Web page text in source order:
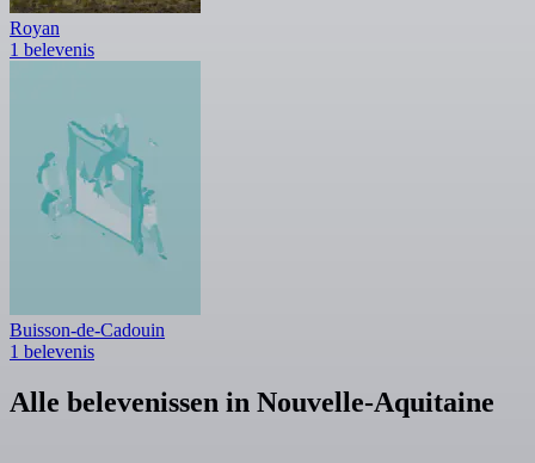
Royan
1 belevenis
Buisson-de-Cadouin
1 belevenis
Alle belevenissen in Nouvelle-Aquitaine